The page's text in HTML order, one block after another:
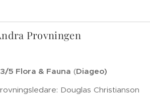
Provningen
5 Flora & Fauna (Diageo)
Douglas Christianson